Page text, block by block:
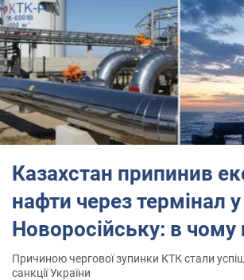
Казахстан припинив
нафти через термінал у
Новоросійську: в чому
Причиною чергової зупинки КТК стали
санкції України